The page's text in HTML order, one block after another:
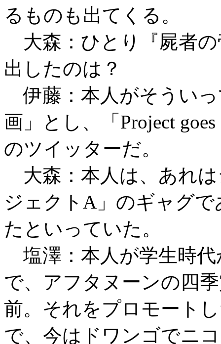
るものも出てくる。
大森：ひとり『屍者の
出したのは？
伊藤：本人がそうい
画」とし、「Project
のツイッターだ。
大森：本人は、あれ
ジェクトA」のギャグ
たといっていた。
塩澤：本人が学生時
で、アフタヌーンの四
前。それをプロモート
で、今はドワンゴでニ